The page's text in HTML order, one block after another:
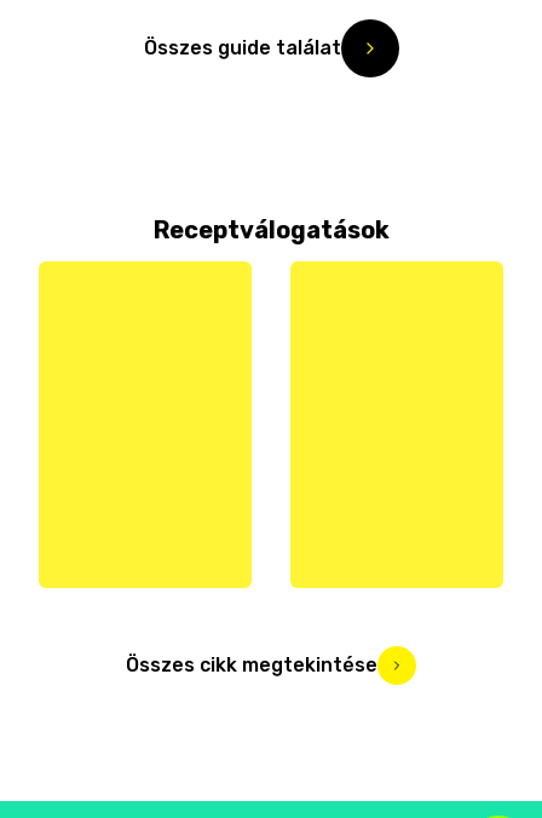
Összes guide találat
Receptválogatások
Összes cikk megtekintése